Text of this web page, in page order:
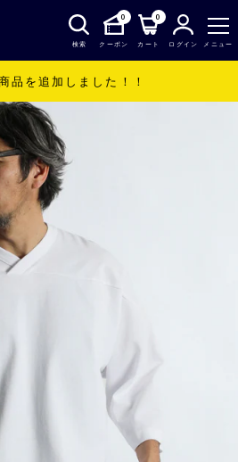
検索
0
クーポン
0
カート ログイン メニュー
品を追加しました！！